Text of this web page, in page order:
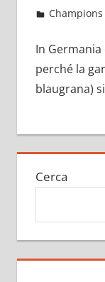
Dicembre
admin
In
perché la
blaugrana)
Cerca